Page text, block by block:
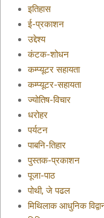
इतिहास
ई-प्रकाशन
उद्देश्य
कंटक-शोधन
कम्प्यूटर सहायता
कम्प्यूटर-सहायता
ज्योतिष-विचार
धरोहर
पर्यटन
पाबनि-तिहार
पुस्तक-प्रकाशन
पूजा-पाठ
पोथी, जे पढल
मिथिलाक आधुनिक